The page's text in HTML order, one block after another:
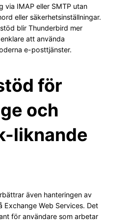
via IMAP eller SMTP utan
eller säkerhetsinställningar.
blir Thunderbird mer
att använda
e-posttjänster.
för
och
liknande
även hanteringen av
Exchange Web Services. Det
för användare som arbetar